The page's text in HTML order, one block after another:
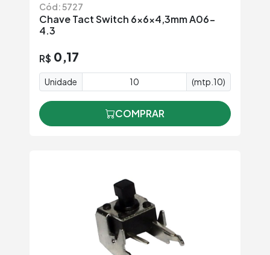
Cód: 5727
Chave Tact Switch 6x6x4,3mm A06-
4.3
R$ 0,17
Unidade (mtp.10)
COMPRAR